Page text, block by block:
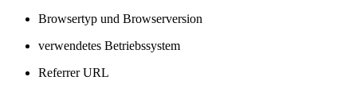
Browsertyp und Browserversion
verwendetes Betriebssystem
Referrer URL